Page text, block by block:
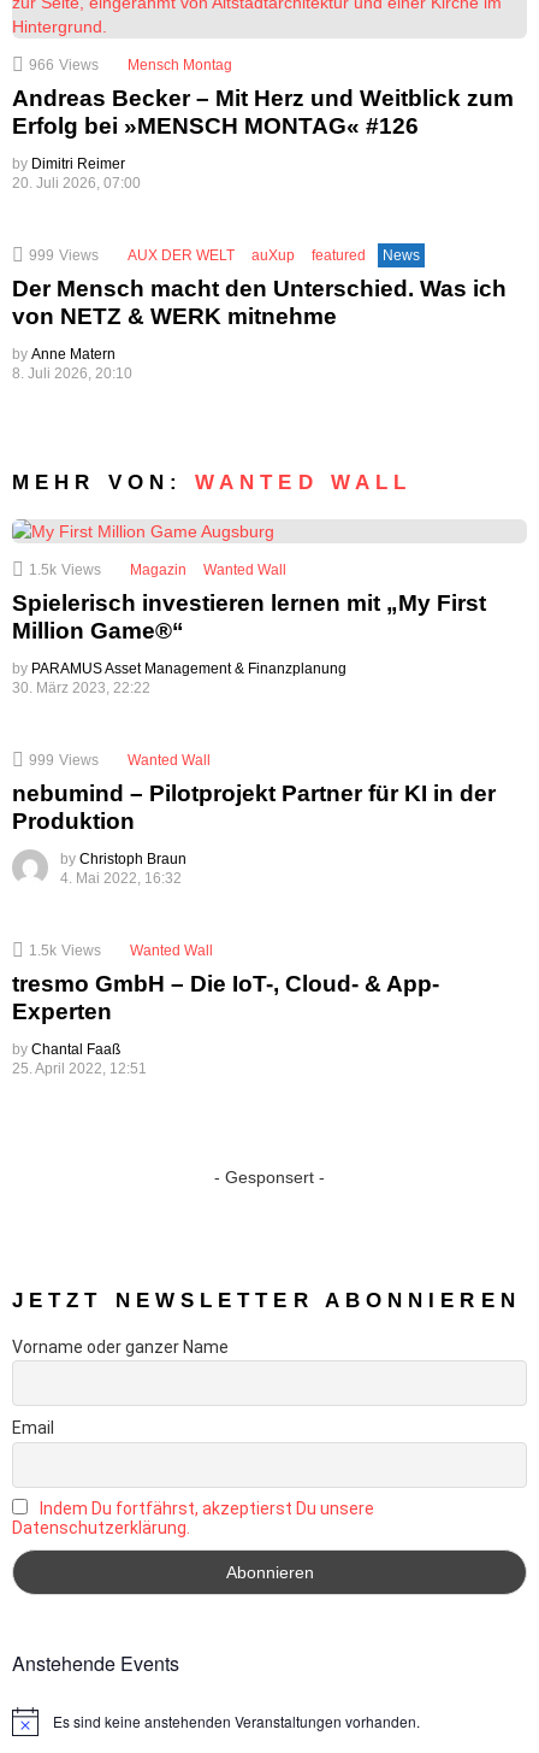
966 Views Mensch Montag
Andreas Becker – Mit Herz und Weitblick zum
Erfolg bei »MENSCH MONTAG« #126
by Dimitri Reimer
20. Juli 2026, 07:00
999 Views AUX DER WELT auXup featured News
Der Mensch macht den Unterschied. Was ich
von NETZ & WERK mitnehme
by Anne Matern
8. Juli 2026, 20:10
MEHR VON:WANTED WALL
1.5k Views Magazin Wanted Wall
Spielerisch investieren lernen mit „My First
Million Game®“
by PARAMUS Asset Management & Finanzplanung
30. März 2023, 22:22
999 Views Wanted Wall
nebumind – Pilotprojekt Partner für KI in der
Produktion
by Christoph Braun
4. Mai 2022, 16:32
1.5k Views Wanted Wall
tresmo GmbH – Die IoT-, Cloud- & App-
Experten
by Chantal Faaß
25. April 2022, 12:51
- Gesponsert -
JETZT NEWSLETTER ABONNIEREN
Vorname oder ganzer Name
Email
Indem Du fortfährst, akzeptierst Du unsere
Datenschutzerklärung.
Anstehende Events
HinweisEs sind keine anstehenden Veranstaltungen vorhanden.